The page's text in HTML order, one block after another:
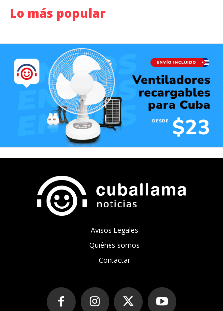
Lo más popular
Avisos Legales
Quiénes somos
Contactar